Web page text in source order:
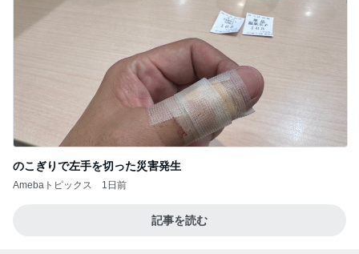
のこぎりで左手を切った災害発生
Amebaトピックス 1日前
記事を読む